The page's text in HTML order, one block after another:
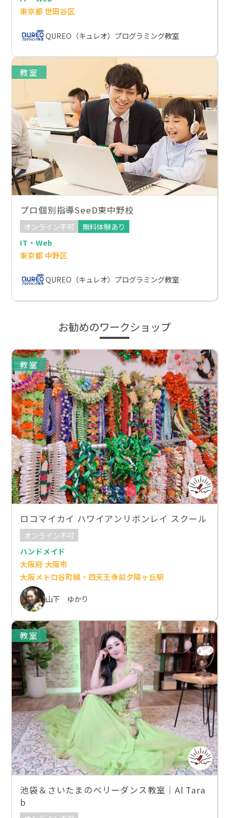
東京都 世田谷区
QUREO（キュレオ）プログラミング教室
教室
プロ個別指導SeeD東中野校
オンライン不可
無料体験あり
IT・Web
東京都 中野区
QUREO（キュレオ）プログラミング教室
お勧めのワークショップ
教室
ロコマイカイ ハワイアンリボンレイ スクール
オンライン不可
ハンドメイド
大阪府 大阪市
大阪メトロ谷町線・四天王寺前夕陽ヶ丘駅
山下 ゆかり
教室
池袋＆さいたまのベリーダンス教室｜Al Tara
b